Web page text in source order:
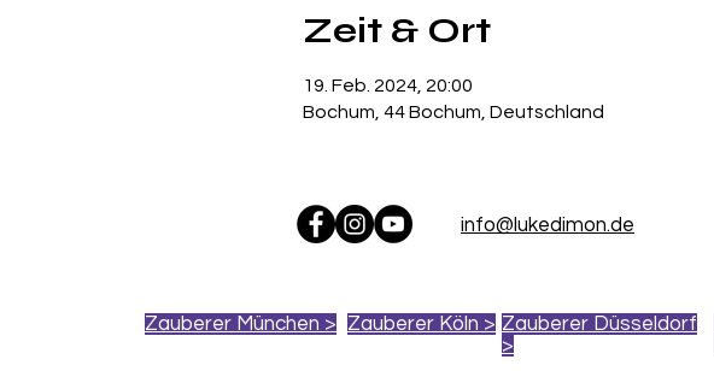
Zeit & Ort
19. Feb. 2024, 20:00
Bochum, 44 Bochum, Deutschland
info@lukedimon.de
Zauberer München > Zauberer Köln > Zauberer Düsseldorf
>